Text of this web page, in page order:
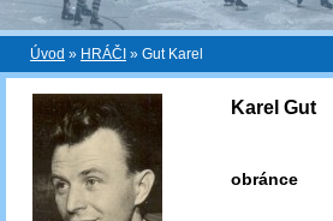
Úvod » HRÁČI » Gut Karel
Karel Gut
obránce